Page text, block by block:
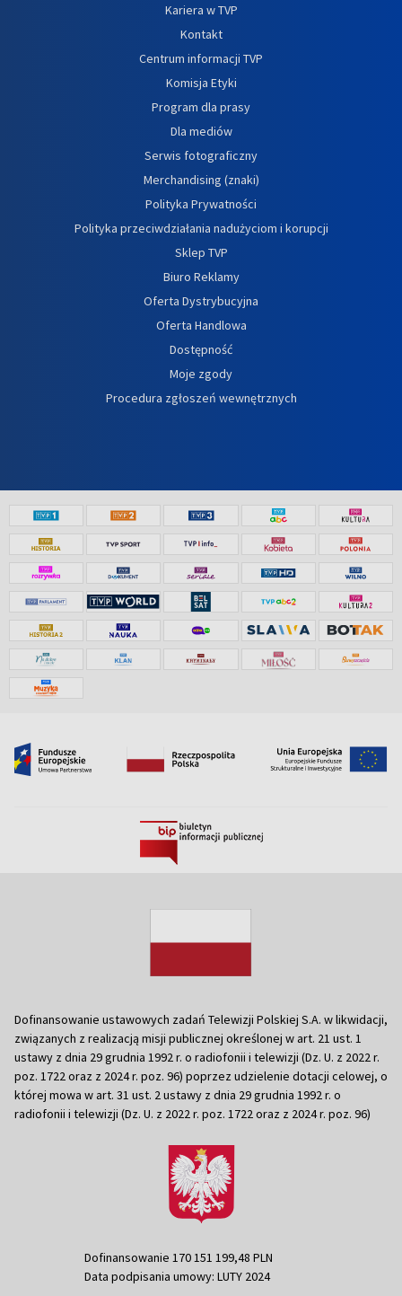
Kariera w TVP
Kontakt
Centrum informacji TVP
Komisja Etyki
Program dla prasy
Dla mediów
Serwis fotograficzny
Merchandising (znaki)
Polityka Prywatności
Polityka przeciwdziałania nadużyciom i korupcji
Sklep TVP
Biuro Reklamy
Oferta Dystrybucyjna
Oferta Handlowa
Dostępność
Moje zgody
Procedura zgłoszeń wewnętrznych
Dofinansowanie ustawowych zadań Telewizji Polskiej S.A. w likwidacji,
związanych z realizacją misji publicznej określonej w art. 21 ust. 1
ustawy z dnia 29 grudnia 1992 r. o radiofonii i telewizji (Dz. U. z 2022 r.
poz. 1722 oraz z 2024 r. poz. 96) poprzez udzielenie dotacji celowej, o
której mowa w art. 31 ust. 2 ustawy z dnia 29 grudnia 1992 r. o
radiofonii i telewizji (Dz. U. z 2022 r. poz. 1722 oraz z 2024 r. poz. 96)
Dofinansowanie 170 151 199,48 PLN
Data podpisania umowy: LUTY 2024